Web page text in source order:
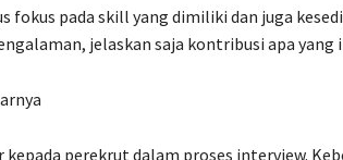
fokus pada skill yang dimiliki dan juga
jelaskan saja kontribusi apa yang
kepada perekrut dalam proses interview.